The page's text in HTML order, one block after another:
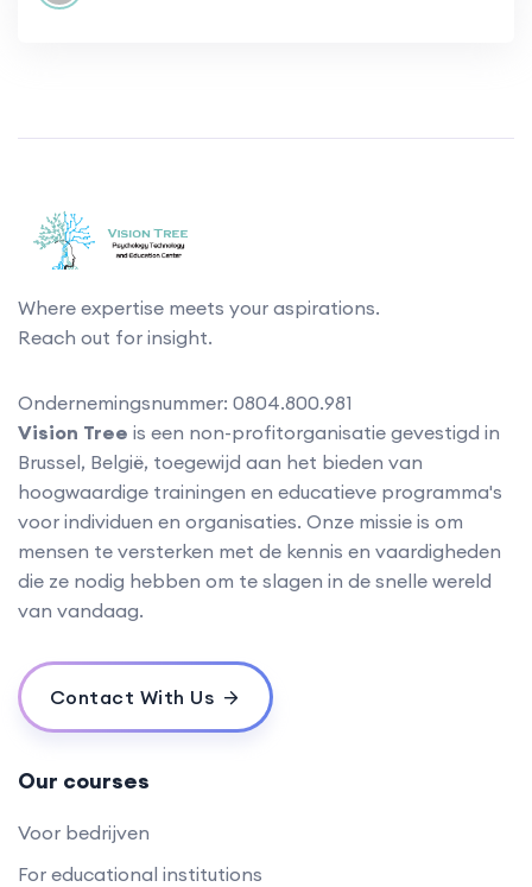
Where expertise meets your aspirations.
Reach out for insight.
Ondernemingsnummer: 0804.800.981
Vision Tree is een non-profitorganisatie gevestigd in
Brussel, België, toegewijd aan het bieden van
hoogwaardige trainingen en educatieve programma's
voor individuen en organisaties. Onze missie is om
mensen te versterken met de kennis en vaardigheden
die ze nodig hebben om te slagen in de snelle wereld
van vandaag.
Contact With Us
Our courses
Voor bedrijven
For educational institutions